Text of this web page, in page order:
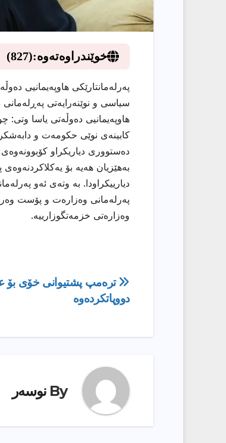
خوێندراوەتەوە:(827)
پەرلەمانتارێكی هاوپەیمانیی
سیاسی و نوێنەرایەتی پەڕلەمانی
هاوپەیمانیی دەوڵەتی یاسا وتی:
كابینەی نوێی حكومەت و
دەستووری دیاریكراو
بەهێزیان هەیە بۆ
دیارییكراودا. بە وتەی ئەو
پەرلەمانی وەزارەت و پۆست
وەزارەتی خزمەتگوزارییە.
ڕێدۆزیی
بابەت
ترەمپ پشتیوانى خۆى بۆ
دووپاتکردەوە
By نوسەر